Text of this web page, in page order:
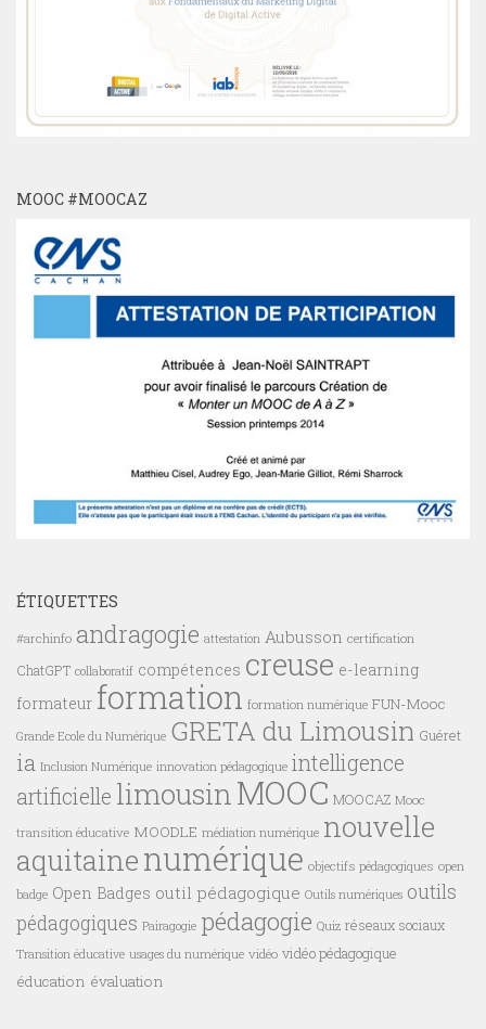
MOOC #MOOCAZ
ÉTIQUETTES
#archinfo andragogie attestation Aubusson certification
ChatGPT collaboratif compétences creuse e-learning
formateur formation formation numérique FUN-Mooc
Grande Ecole du Numérique GRETA du Limousin Guéret
ia Inclusion Numérique innovation pédagogique intelligence
artificielle limousinMOOC MOOCAZ Mooc
transition éducative MOODLE médiation numérique nouvelle
aquitainenumérique objectifs pédagogiques open
badge Open Badges outil pédagogique Outils numériques outils
pédagogiques Pairagogie pédagogie Quiz réseaux sociaux
Transition éducative usages du numérique vidéo vidéo pédagogique
éducation évaluation